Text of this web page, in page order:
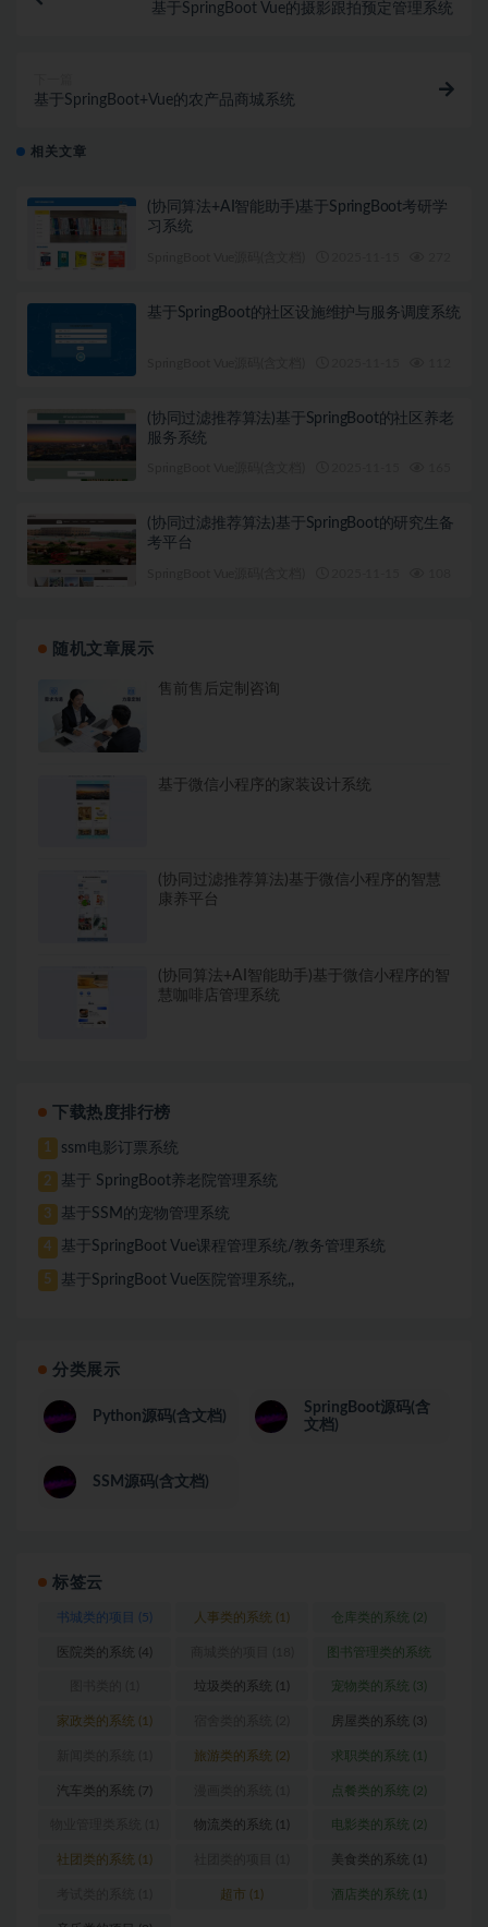
基于SpringBoot Vue的摄影跟拍预定管理系统
基于SpringBoot+Vue的农产品商城系统
相关文章
(协同算法+AI智能助手)基于SpringBoot考研学
习系统
基于SpringBoot的社区设施维护与服务调度系统
(协同过滤推荐算法)基于SpringBoot的社区养老
服务系统
(协同过滤推荐算法)基于SpringBoot的研究生备
考平台
随机文章展示
售前售后定制咨询
基于微信小程序的家装设计系统
(协同过滤推荐算法)基于微信小程序的智慧
康养平台
(协同算法+AI智能助手)基于微信小程序的智
慧咖啡店管理系统
下载热度排行榜
1 ssm电影订票系统
2 基于 SpringBoot养老院管理系统
3 基于SSM的宠物管理系统
4 基于SpringBoot Vue课程管理系统/教务管理系统
5 基于SpringBoot Vue医院管理系统,,
分类展示
Python源码(含文档)
SpringBoot源码(含
文档)
SSM源码(含文档)
标签云
书城类的项目 (5) 人事类的系统 (1) 仓库类的系统 (2)
医院类的系统 (4) 图书管理类的系统
(1)
垃圾类的系统 (1) 宠物类的系统 (3)
家政类的系统 (1) 房屋类的系统 (3)
旅游类的系统 (2) 求职类的系统 (1)
汽车类的系统 (7) 点餐类的系统 (2)
物流类的系统 (1) 电影类的系统 (2)
社团类的系统 (1) 美食类的系统 (1)
超市 (1) 酒店类的系统 (1)